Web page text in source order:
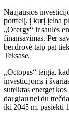
Naujausios
portfelį, į kurį įeina
„Ocergy“ ir saulės
finansavimas. Per
bendrovė taip pat
Teksase.
„Octopus“ teigia,
investicijoms į
sutelktas
daugiau nei du
iki 2045 m. pasiekti